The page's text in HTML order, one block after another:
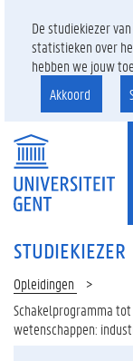
De studiekiezer
statistieken over
hebben we jouw
Akkoord
STUDIEKIEZER
Opleidingen
Schakelprogramma
wetenschappen: